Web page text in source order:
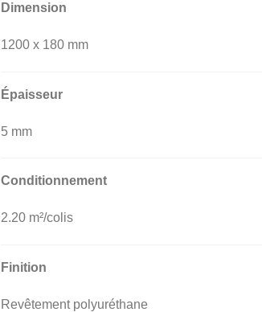
Dimension
1200 x 180 mm
Épaisseur
5 mm
Conditionnement
2.20 m²/colis
Finition
Revêtement polyuréthane